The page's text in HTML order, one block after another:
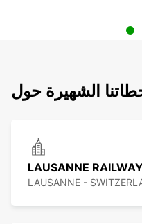
الشهيرة حول
LAUSANNE
LAUSANNE -